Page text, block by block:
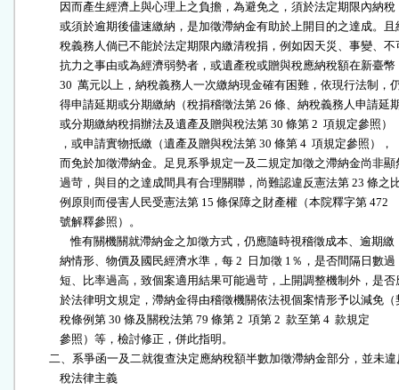
因而產生經濟上與心理上之負擔，為避免之，須於法定期限內納稅
或須於逾期後儘速繳納，是加徵滯納金有助於上開目的之達成。且
稅義務人倘已不能於法定期限內繳清稅捐，例如因天災、事變、不
              抗力之事由或為經濟弱勢者，或遺產稅或贈與稅應納稅額在新臺幣
30  萬元以上，納稅義務人一次繳納現金確有困難，依現行法制，
得申請延期或分期繳納（稅捐稽徵法第 26 條、納稅義務人申請延
              或分期繳納稅捐辦法及遺產及贈與稅法第 30 條第 2  項規定參照）
              ，或申請實物抵繳（遺產及贈與稅法第 30 條第 4  項規定參照），
而免於加徵滯納金。足見系爭規定一及二規定加徵之滯納金尚非顯
過苛，與目的之達成間具有合理關聯，尚難認違反憲法第 23 條之
              例原則而侵害人民受憲法第 15 條保障之財產權（本院釋字第 472
              號解釋參照）。
                  惟有關機關就滯納金之加徵方式，仍應隨時視稽徵成本、逾期繳
              納情形、物價及國民經濟水準，每 2  日加徵 1％，是否間隔日數過
短、比率過高，致個案適用結果可能過苛，上開調整機制外，是否
於法律明文規定，滯納金得由稽徵機關依法視個案情形予以減免（
              稅條例第 30 條及關稅法第 79 條第 2  項第 2  款至第 4  款規定
              參照）等，檢討修正，併此指明。
二、系爭函一及二就復查決定應納稅額半數加徵滯納金部分，並未
              稅法律主義